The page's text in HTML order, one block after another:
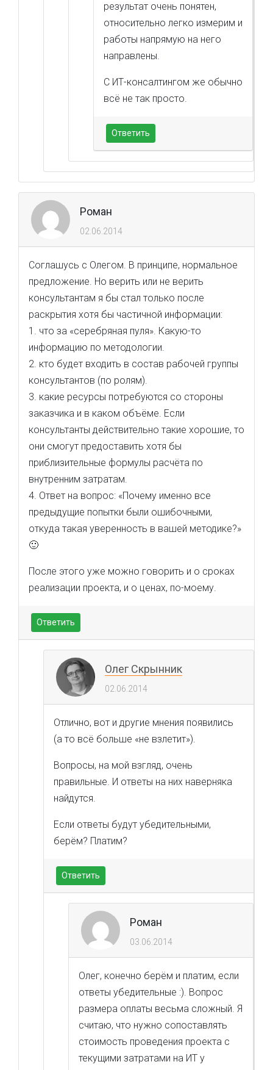
результат очень понятен,
относительно легко измерим и
работы напрямую на него
направлены.
С ИТ-консалтингом же обычно
всё не так просто.
Ответить
Роман
02.06.2014
Соглашусь с Олегом. В принципе, нормальное
предложение. Но верить или не верить
консультантам я бы стал только после
раскрытия хотя бы частичной информации:
1. что за «серебряная пуля». Какую-то
информацию по методологии.
2. кто будет входить в состав рабочей группы
консультантов (по ролям).
3. какие ресурсы потребуются со стороны
заказчика и в каком объёме. Если
консультанты действительно такие хорошие, то
они смогут предоставить хотя бы
приблизительные формулы расчёта по
внутренним затратам.
4. Ответ на вопрос: «Почему именно все
предыдущие попытки были ошибочными,
откуда такая уверенность в вашей методике?»
🙂
После этого уже можно говорить и о сроках
реализации проекта, и о ценах, по-моему.
Ответить
Олег Скрынник
02.06.2014
Отлично, вот и другие мнения появились
(а то всё больше «не взлетит»).
Вопросы, на мой взгляд, очень
правильные. И ответы на них наверняка
найдутся.
Если ответы будут убедительными,
берём? Платим?
Ответить
Роман
03.06.2014
Олег, конечно берём и платим, если
ответы убедительные :). Вопрос
размера оплаты весьма сложный. Я
считаю, что нужно сопоставлять
стоимость проведения проекта с
текущими затратами на ИТ у